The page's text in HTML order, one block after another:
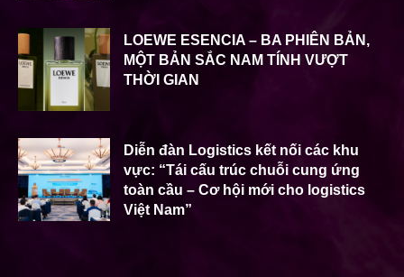
LOEWE ESENCIA – BA PHIÊN BẢN,
MỘT BẢN SẮC NAM TÍNH VƯỢT
THỜI GIAN
Diễn đàn Logistics kết nối các khu
vực: “Tái cấu trúc chuỗi cung ứng
toàn cầu – Cơ hội mới cho logistics
Việt Nam”